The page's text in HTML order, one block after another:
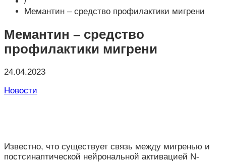
Мемантин – средство профилактики мигрени
Мемантин – средство
профилактики мигрени
24.04.2023
Новости
Известно, что существует связь между мигренью и
постсинаптической нейрональной активацией N-